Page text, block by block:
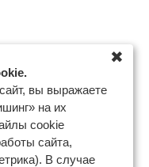
вы выражаете
на их
cookie
сайта,
В случае
✖